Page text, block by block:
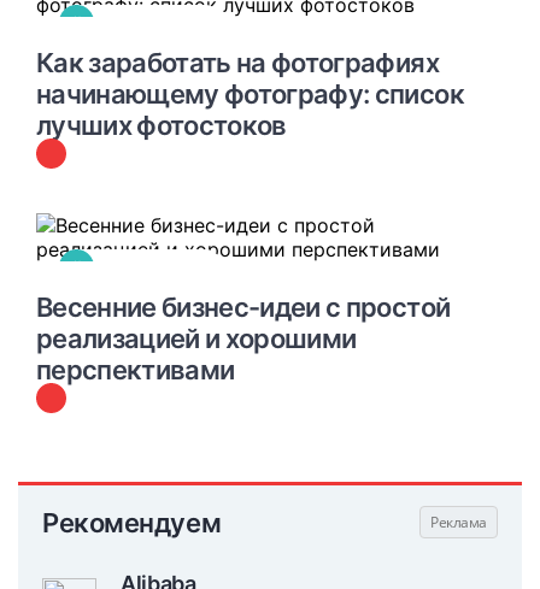
#
Как заработать на фотографиях
начинающему фотографу: список
лучших фотостоков
#
Весенние бизнес-идеи с простой
реализацией и хорошими
перспективами
Рекомендуем